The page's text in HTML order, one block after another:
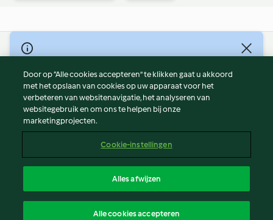
© Copyright 2026
Gebruiksvoorwaarden
Privacybeleid
Disclaimer
Colofon
Verslag Inhoud
Toegankelijkheidsverklaring
Door op “Alle cookies accepteren” te klikken gaat u akkoord
met het opslaan van cookies op uw apparaat voor het
verbeteren van websitenavigatie, het analyseren van
websitegebruik en om ons te helpen bij onze
marketingprojecten.
Cookie-instellingen
Alles afwijzen
Alle cookies accepteren